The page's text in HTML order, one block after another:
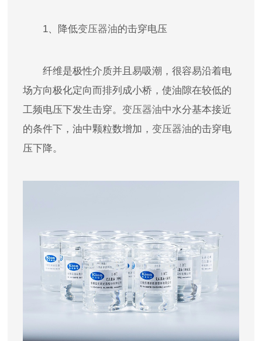
1、降低变压器油的击穿电压
纤维是极性介质并且易吸潮，很容易沿着电
场方向极化定向而排列成小桥，使油隙在较低的
工频电压下发生击穿。 变压器油中水分基本接近
的条件下，油中颗粒数增加， 变压器油的击穿电
压下降。